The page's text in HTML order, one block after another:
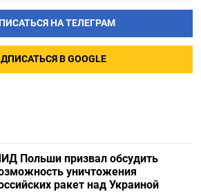
НА ТЕЛЕГРАМ
В GOOGLE
Польши призвал обсудить
уничтожения
ракет над Украиной